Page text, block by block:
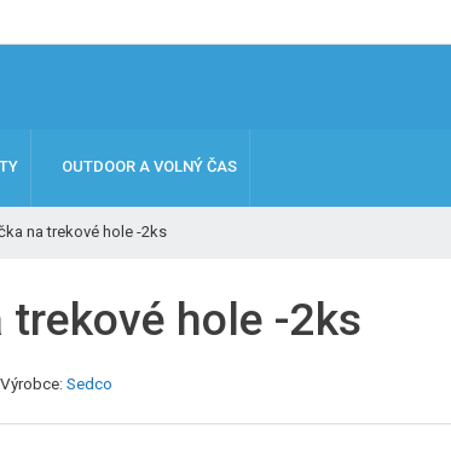
OUTDOOR A VOLNÝ ČAS
na trekové hole -2ks
trekové hole -2ks
Výrobce: Sedco